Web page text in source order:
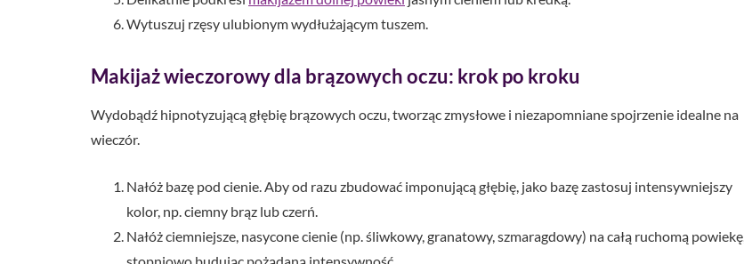
Wytuszuj rzęsy ulubionym wydłużającym tuszem.
Makijaż wieczorowy dla brązowych oczu: krok po kroku
Wydobądź hipnotyzującą głębię brązowych oczu, tworząc zmysłowe i niezapomniane spojrzenie idealne na
wieczór.
Nałóż bazę pod cienie. Aby od razu zbudować imponującą głębię, jako bazę zastosuj intensywniejszy
kolor, np. ciemny brąz lub czerń.
Nałóż ciemniejsze, nasycone cienie (np. śliwkowy, granatowy, szmaragdowy) na całą ruchomą powiekę,
stopniowo budując pożądaną intensywność.